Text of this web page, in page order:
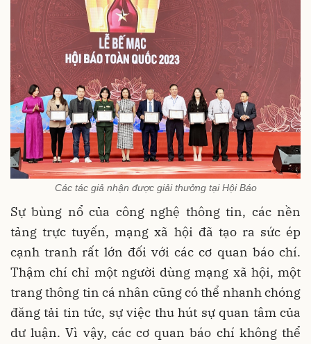
Các tác giả nhận được giải thưởng tại Hội Báo
Sự bùng nổ của công nghệ thông tin, các nền
tảng trực tuyến, mạng xã hội đã tạo ra sức ép
cạnh tranh rất lớn đối với các cơ quan báo chí.
Thậm chí chỉ một người dùng mạng xã hội, một
trang thông tin cá nhân cũng có thể nhanh chóng
đăng tải tin tức, sự việc thu hút sự quan tâm của
dư luận. Vì vậy, các cơ quan báo chí không thể